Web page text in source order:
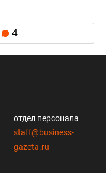
4
отдел персонала
staff@business-
gazeta.ru